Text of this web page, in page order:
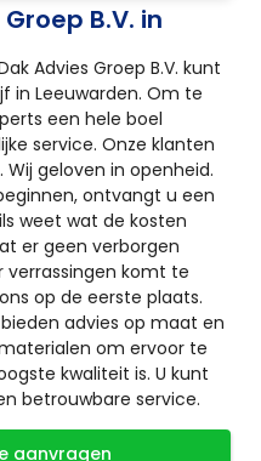
B.V. in
Advies Groep B.V. kunt
in Leeuwarden. Om te
een hele boel
service. Onze klanten
geloven in openheid.
ontvangt u een
weet wat de kosten
er geen verborgen
verrassingen komt te
op de eerste plaats.
advies op maat en
om ervoor te
kwaliteit is. U kunt
betrouwbare service.
aanvragen